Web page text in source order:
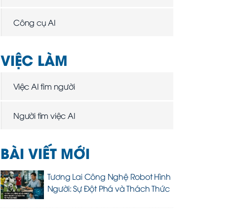
Công cụ AI
VIỆC LÀM
Việc AI tìm người
Người tìm việc AI
BÀI VIẾT MỚI
Tương Lai Công Nghệ Robot Hình
Người: Sự Đột Phá và Thách Thức